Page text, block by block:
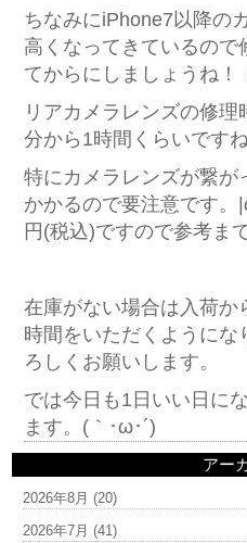
ちなみにiPhone7以降の
高くなってきているので
てからにしましょうね！
リアカメラレンズの修
分から1時間くらいですね
特にカメラレンズが繋が
かかるので要注意です
円(税込)ですので参考ま
在庫がない場合は入荷か
時間をいただくようにな
ろしくお願いします。
では今日も1日いい日に
ます。(｀･ω･´)ゞ
アー
2026年8月 (20)
2026年7月 (41)